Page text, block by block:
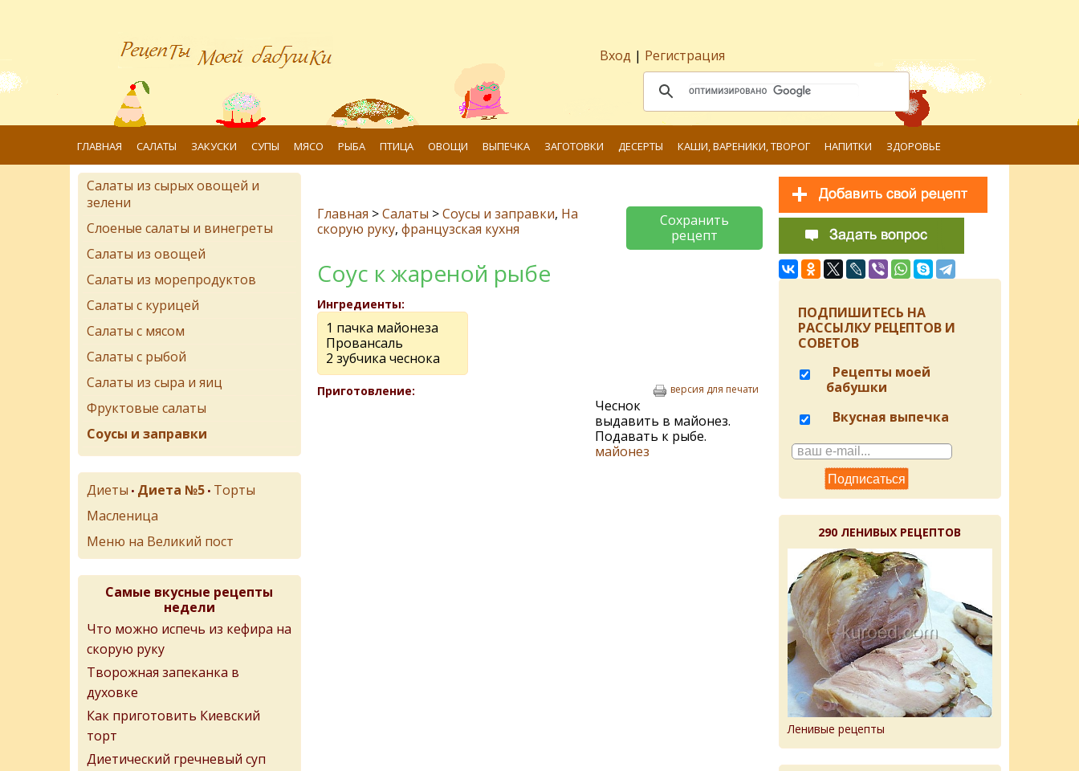
Вход | Регистрация
ГЛАВНАЯ САЛАТЫ ЗАКУСКИ СУПЫ МЯСО РЫБА ПТИЦА ОВОЩИ ВЫПЕЧКА ЗАГОТОВКИ ДЕСЕРТЫ КАШИ, ВАРЕНИКИ, ТВОРОГ НАПИТКИ ЗДОРОВЬЕ
Главная >Салаты >Соусы и заправки, На
скорую руку, французская кухня
Сохранить
рецепт
Соус к жареной рыбе
Ингредиенты:
1 пачка майонеза
Провансаль
2 зубчика чеснока
Приготовление: версия для печати
Чеснок
выдавить в майонез.
Подавать к рыбе.
майонез
Салаты из сырых овощей и
зелени
Слоеные салаты и винегреты
Салаты из овощей
Салаты из морепродуктов
Салаты с курицей
Салаты с мясом
Салаты с рыбой
Салаты из сыра и яиц
Фруктовые салаты
Соусы и заправки
Диеты • Диета №5 • Торты
Масленица
Меню на Великий пост
Самые вкусные рецепты
недели
Что можно испечь из кефира на
скорую руку
Творожная запеканка в
духовке
Как приготовить Киевский
торт
Диетический гречневый суп
ПОДПИШИТЕСЬ НА
РАССЫЛКУ РЕЦЕПТОВ И
СОВЕТОВ
Рецепты моей
бабушки
Вкусная выпечка
290 ЛЕНИВЫХ РЕЦЕПТОВ
Ленивые рецепты